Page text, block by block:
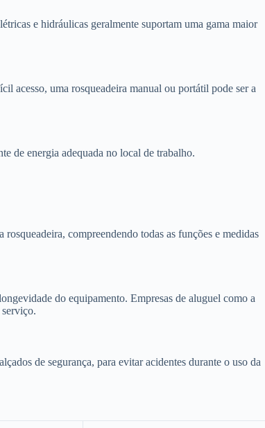
e hidráulicas geralmente suportam uma gama maior
acesso, uma rosqueadeira manual ou portátil pode ser a
de energia adequada no local de trabalho.
compreendendo todas as funções e medidas
do equipamento. Empresas de aluguel como a
de segurança, para evitar acidentes durante o uso da